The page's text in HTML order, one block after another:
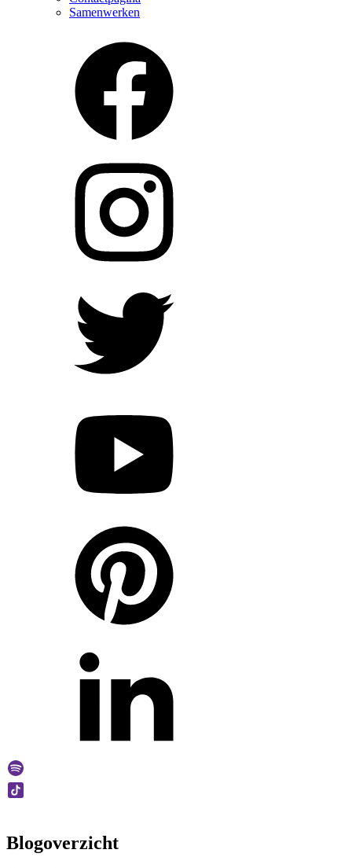
Samenwerken
Blogoverzicht